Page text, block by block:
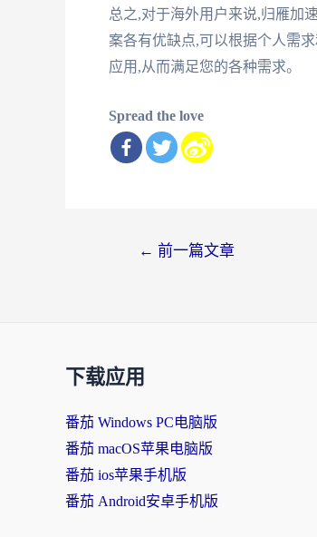
总之,对于海外用户来说,归雁加
案各有优缺点,可以根据个人需
应用,从而满足您的各种需求。
Spread the love
← 前一篇文章
下载应用
番茄 Windows PC电脑版
番茄 macOS苹果电脑版
番茄 ios苹果手机版
番茄 Android安卓手机版